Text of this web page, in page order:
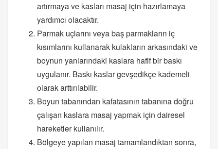
artırmaya ve kasları masaj için hazırlamaya
yardımcı olacaktır.
Parmak uçlarını veya baş parmakların iç
kısımlarını kullanarak kulakların arkasındaki ve
boynun yanlarındaki kaslara hafif bir baskı
uygulanır. Baskı kaslar gevşedikçe kademeli
olarak arttırılabilir.
Boyun tabanından kafatasının tabanına doğru
çalışan kaslara masaj yapmak için dairesel
hareketler kullanılır.
Bölgeye yapılan masaj tamamlandıktan sonra,